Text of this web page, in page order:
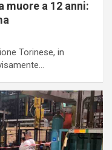
muore a 12 anni:
Torinese, in